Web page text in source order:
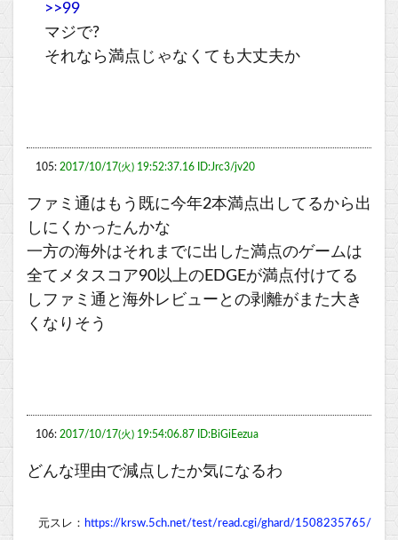
>>99
マジで?
それなら満点じゃなくても大丈夫か
105: 2017/10/17(火) 19:52:37.16 ID:Jrc3/jv20
ファミ通はもう既に今年2本満点出してるから出
しにくかったんかな
一方の海外はそれまでに出した満点のゲームは
全てメタスコア90以上のEDGEが満点付けてる
しファミ通と海外レビューとの剥離がまた大き
くなりそう
106: 2017/10/17(火) 19:54:06.87 ID:BiGiEezua
どんな理由で減点したか気になるわ
元スレ： https://krsw.5ch.net/test/read.cgi/ghard/1508235765/